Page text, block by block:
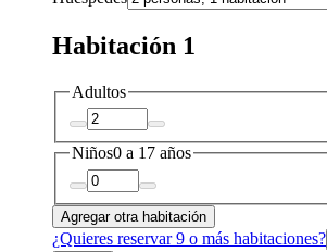
Habitación 1
Adultos
Niños0 a 17 años
Agregar otra habitación
¿Quieres reservar 9 o más habitaciones?